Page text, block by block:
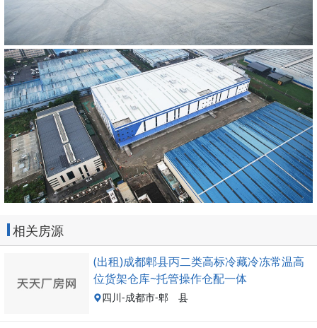
相关房源
(出租)成都郫县丙二类高标冷藏冷冻常温高
位货架仓库~托管操作仓配一体
四川-成都市-郫 县